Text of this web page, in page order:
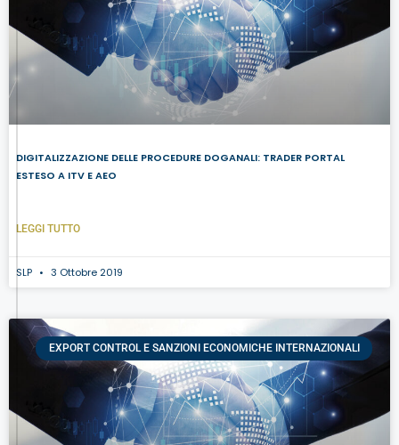
DIGITALIZZAZIONE DELLE PROCEDURE DOGANALI: TRADER PORTAL
ESTESO A ITV E AEO
LEGGI TUTTO
SLP 3 Ottobre 2019
EXPORT CONTROL E SANZIONI ECONOMICHE INTERNAZIONALI